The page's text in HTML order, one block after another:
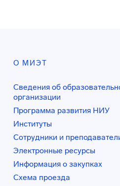
О МИЭТ
Сведения об
организации
Программа развития НИУ
Институты
Сотрудники и
Электронные ресурсы
Информация о закупках
Схема проезда